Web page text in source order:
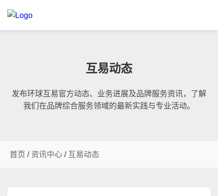
互易动态
发布环球互易官方动态、业务进展及品牌服务资讯，了解
我们在品牌综合服务领域的最新实践与专业活动。
首页 / 资讯中心 / 互易动态